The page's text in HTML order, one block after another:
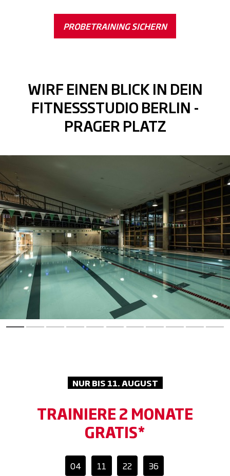
PROBETRAINING SICHERN
WIRF EINEN BLICK IN DEIN
FITNESSSTUDIO BERLIN -
PRAGER PLATZ
NUR BIS 11. AUGUST
TRAINIERE 2 MONATE
GRATIS*
04 11 22 35